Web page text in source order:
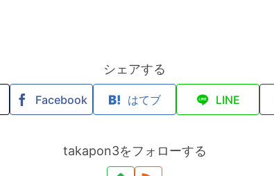
シェアする
Facebook はてブ LINE
takapon3をフォローする